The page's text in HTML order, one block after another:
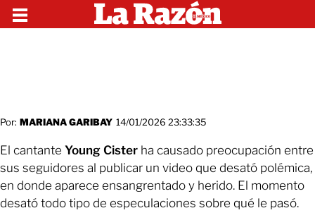
Por: MARIANA GARIBAY 14/01/2026 23:33:35
El cantante Young Cister ha causado preocupación entre
sus seguidores al publicar un video que desató polémica,
en donde aparece ensangrentado y herido. El momento
desató todo tipo de especulaciones sobre qué le pasó.